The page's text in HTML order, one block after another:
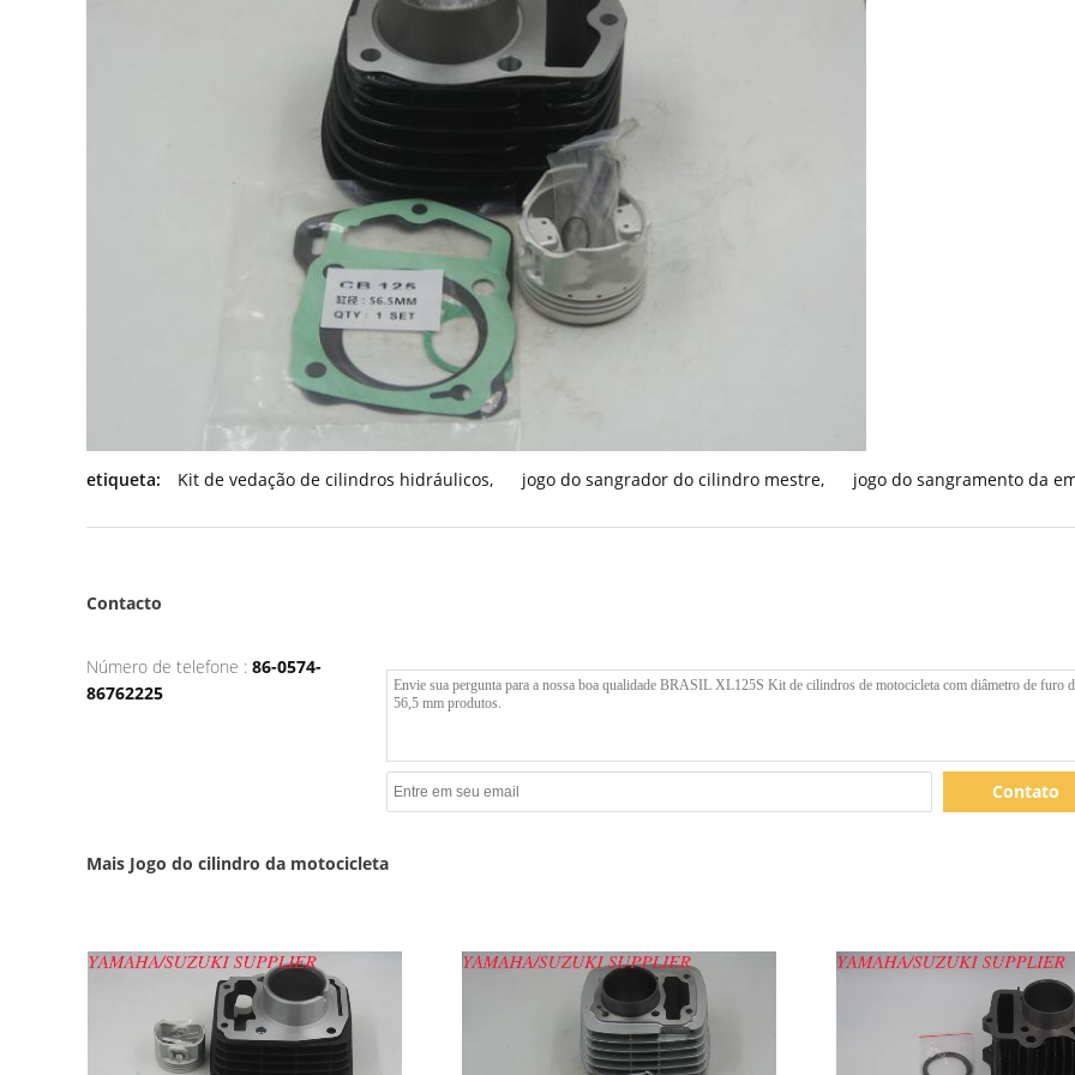
etiqueta: Kit de vedação de cilindros hidráulicos, jogo do sangrador do cilindro mestre, jogo do sangramento da
Contacto
Número de telefone : 86-0574-
86762225
Contato
Mais Jogo do cilindro da motocicleta